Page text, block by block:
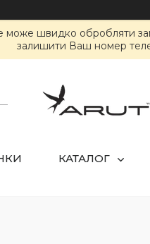
може швидко обробляти
залишити Ваш номер
КАТАЛОГ